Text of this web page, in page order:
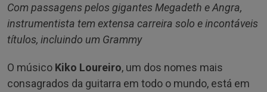
Com passagens pelos gigantes Megadeth e Angra,
instrumentista tem extensa carreira solo e incontáveis
títulos, incluindo um Grammy
O músico Kiko Loureiro, um dos nomes mais
consagrados da guitarra em todo o mundo, está em